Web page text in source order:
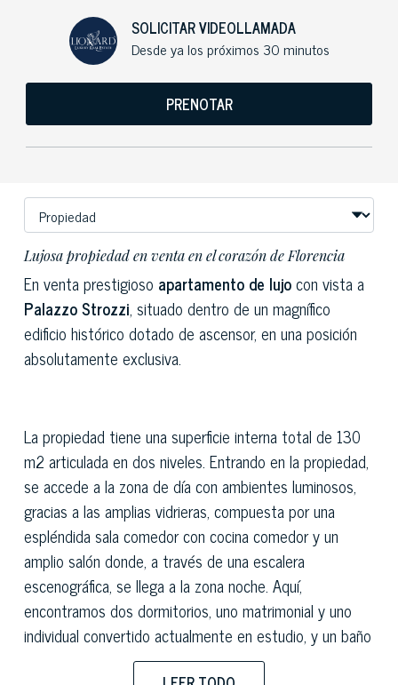
SOLICITAR VIDEOLLAMADA
Desde ya los próximos 30 minutos
PRENOTAR
Lujosa propiedad en venta en el corazón de Florencia
En venta prestigioso apartamento de lujocon vista a
Palazzo Strozzi, situado dentro de un magnífico
edificio histórico dotado de ascensor, en una posición
absolutamente exclusiva.
La propiedad tiene una superficie interna total de 130
m2 articulada en dos niveles. Entrando en la propiedad,
se accede a la zona de día con ambientes luminosos,
gracias a las amplias vidrieras, compuesta por una
espléndida sala comedor con cocina comedor y un
amplio salón donde, a través de una escalera
escenográfica, se llega a la zona noche. Aquí,
encontramos dos dormitorios, uno matrimonial y uno
individual convertido actualmente en estudio, y un baño
señorial. Embellece aún más la zona de día, además de